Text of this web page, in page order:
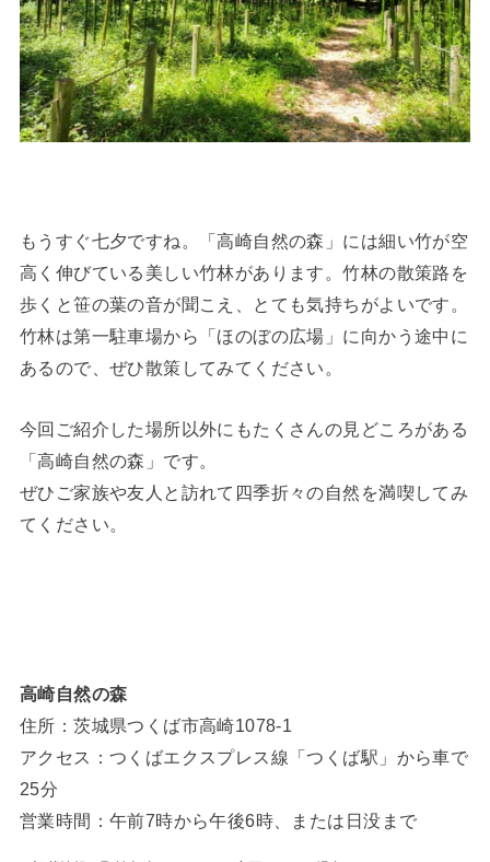
もうすぐ七夕ですね。「高崎自然の森」には細い竹が空
高く伸びている美しい竹林があります。竹林の散策路を
歩くと笹の葉の音が聞こえ、とても気持ちがよいです。
竹林は第一駐車場から「ほのぼの広場」に向かう途中に
あるので、ぜひ散策してみてください。
今回ご紹介した場所以外にもたくさんの見どころがある
「高崎自然の森」です。
ぜひご家族や友人と訪れて四季折々の自然を満喫してみ
てください。
高崎自然の森
住所：茨城県つくば市高崎1078-1
アクセス：つくばエクスプレス線「つくば駅」から車で
25分
営業時間：午前7時から午後6時、または日没まで